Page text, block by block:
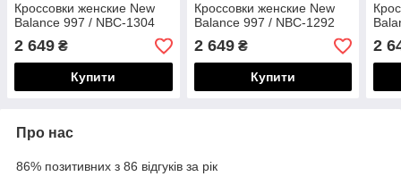
Кроссовки женские New
Balance 997 / NBC-1304
2 649 ₴
Купити
Кроссовки женские New
Balance 997 / NBC-1292
2 649₴
Купити
2
Про нас
86% позитивних з 86 відгуків за рік